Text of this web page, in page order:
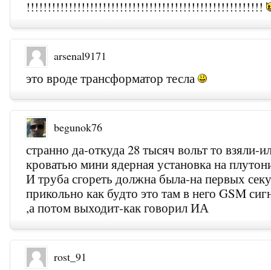
!!!!!!!!!!!!!!!!!!!!!!!!!!!!!!!!!!!!!!!!!!!!!!!!!!!!!!!!
arsenal9171
это вроде трансформатор тесла
begunok76
странно да-откуда 28 тысяч вольт то взяли-
кроватью мини ядерная установка на
И труба сгореть должна была-на первых
прикольно как будто это там в него GSM
,а потом выходит-как говорил ИА
rost_91